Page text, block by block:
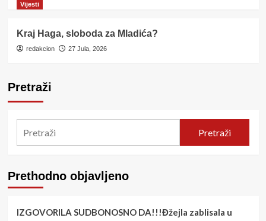
Vijesti
Kraj Haga, sloboda za Mladića?
redakcion 27 Jula, 2026
Pretraži
Pretraži
Prethodno objavljeno
IZGOVORILA SUDBONOSNO DA!!!Đžejla zablisala u